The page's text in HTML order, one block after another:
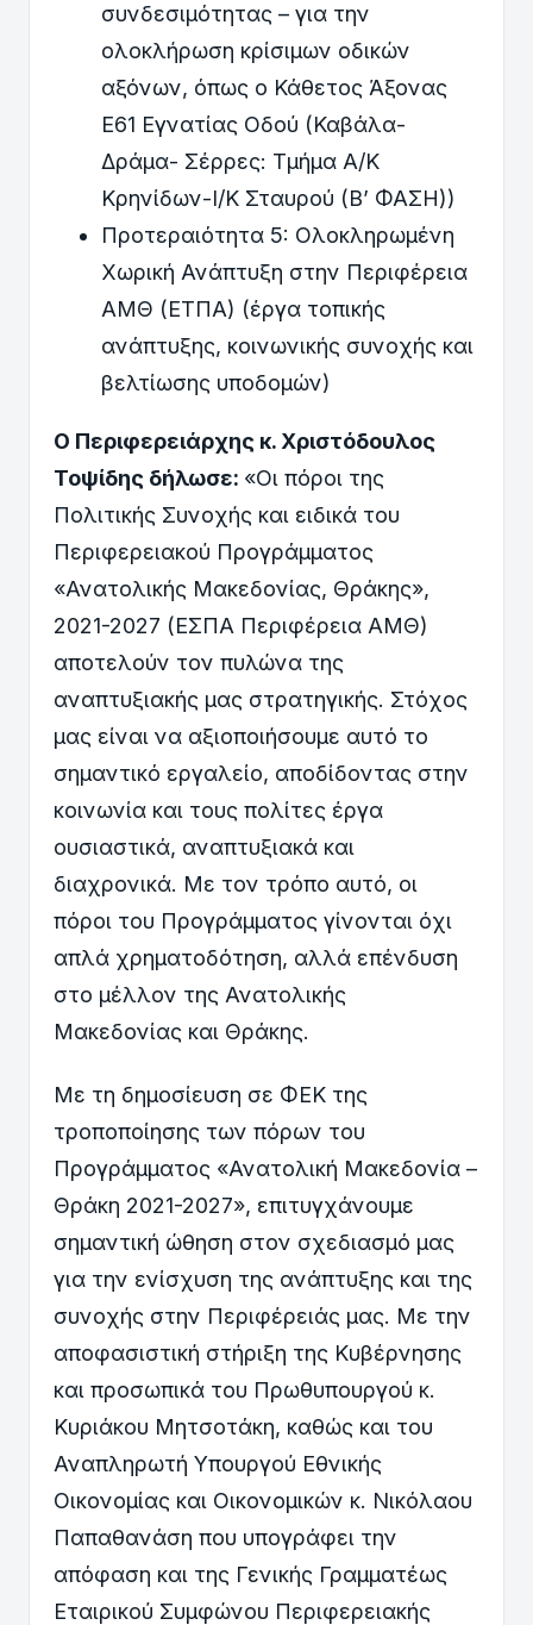
συνδεσιμότητας – για την
ολοκλήρωση κρίσιμων οδικών
αξόνων, όπως ο Κάθετος Άξονας
Ε61 Εγνατίας Οδού (Καβάλα-
Δράμα- Σέρρες: Τμήμα Α/Κ
Κρηνίδων-Ι/Κ Σταυρού (Β’ ΦΑΣΗ))
Προτεραιότητα 5: Ολοκληρωμένη
Χωρική Ανάπτυξη στην Περιφέρεια
ΑΜΘ (ΕΤΠΑ) (έργα τοπικής
ανάπτυξης, κοινωνικής συνοχής και
βελτίωσης υποδομών)
Ο Περιφερειάρχης κ. Χριστόδουλος
Τοψίδης δήλωσε: «Οι πόροι της
Πολιτικής Συνοχής και ειδικά του
Περιφερειακού Προγράμματος
«Ανατολικής Μακεδονίας, Θράκης»,
2021-2027 (ΕΣΠΑ Περιφέρεια ΑΜΘ)
αποτελούν τον πυλώνα της
αναπτυξιακής μας στρατηγικής. Στόχος
μας είναι να αξιοποιήσουμε αυτό το
σημαντικό εργαλείο, αποδίδοντας στην
κοινωνία και τους πολίτες έργα
ουσιαστικά, αναπτυξιακά και
διαχρονικά. Με τον τρόπο αυτό, οι
πόροι του Προγράμματος γίνονται όχι
απλά χρηματοδότηση, αλλά επένδυση
στο μέλλον της Ανατολικής
Μακεδονίας και Θράκης.
Με τη δημοσίευση σε ΦΕΚ της
τροποποίησης των πόρων του
Προγράμματος «Ανατολική Μακεδονία –
Θράκη 2021-2027», επιτυγχάνουμε
σημαντική ώθηση στον σχεδιασμό μας
για την ενίσχυση της ανάπτυξης και της
συνοχής στην Περιφέρειάς μας. Με την
αποφασιστική στήριξη της Κυβέρνησης
και προσωπικά του Πρωθυπουργού κ.
Κυριάκου Μητσοτάκη, καθώς και του
Αναπληρωτή Υπουργού Εθνικής
Οικονομίας και Οικονομικών κ. Νικόλαου
Παπαθανάση που υπογράφει την
απόφαση και της Γενικής Γραμματέως
Εταιρικού Συμφώνου Περιφερειακής